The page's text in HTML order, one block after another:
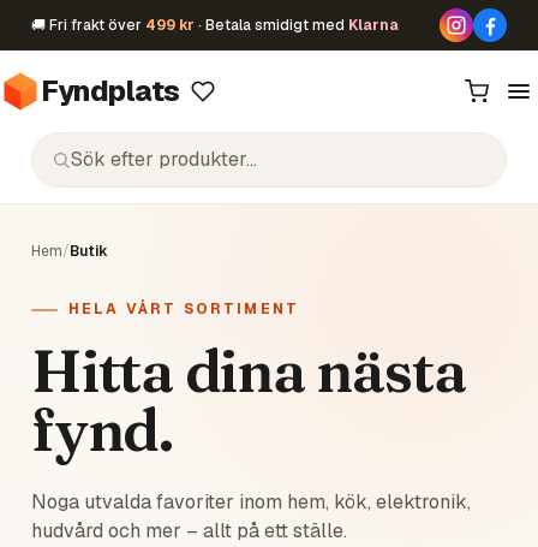
🚚 Fri frakt över 499 kr · Betala smidigt med Klarna
Fyndplats
Hem/Butik
HELA VÅRT SORTIMENT
Hitta dina nästa
fynd.
Noga utvalda favoriter inom hem, kök, elektronik,
hudvård och mer – allt på ett ställe.